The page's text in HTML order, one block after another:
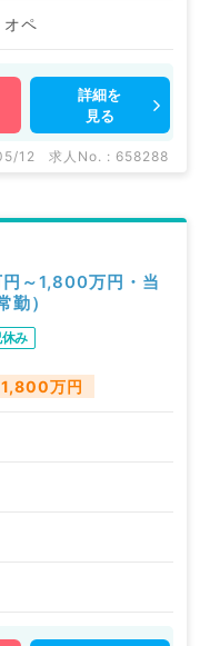
ペ
詳細を
見る
12 求人No. : 658288
～1,800万円・当
）
み
万円